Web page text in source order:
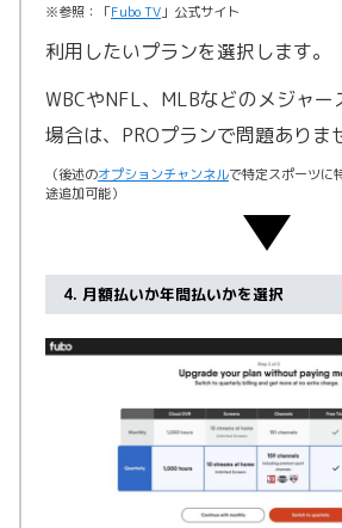
※参照：「Fubo TV 」公式サイト
利用したいプランを選択します。
WBCやNFL、MLBなどのメジャー
場合は、PROプランで問題ありま
（後述のオプションチャンネルで特定スポーツに
途追加可能）
4. 月額払いか年間払いかを選択